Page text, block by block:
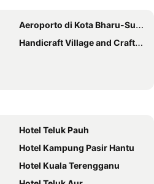
Aeroporto di Kota Bharu-Sultano Ismail Petra
Handicraft Village and Craft Museum
Hotel Teluk Pauh
Hotel Kampung Pasir Hantu
Hotel Kuala Terengganu